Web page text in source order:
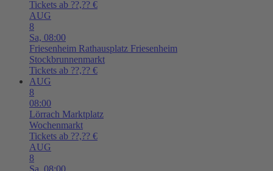
Tickets ab ??,?? €
AUG
8
Sa, 08:00
Friesenheim Rathausplatz Friesenheim
Stockbrunnenmarkt
Tickets ab ??,?? €
AUG
8
08:00
Lörrach Marktplatz
Wochenmarkt
Tickets ab ??,?? €
AUG
8
Sa, 08:00